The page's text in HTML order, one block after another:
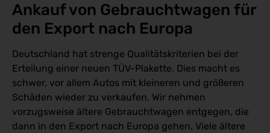
Ankauf von Gebrauchtwagen für
den Export nach Europa
Deutschland hat strenge Qualitätskriterien bei der
Erteilung einer neuen TÜV-Plakette. Dies macht es
schwer, vor allem Autos mit kleineren und größeren
Schäden wieder zu verkaufen. Wir nehmen
vorzugsweise ältere Gebrauchtwagen entgegen, die
dann in den Export nach Europa gehen. Viele ältere